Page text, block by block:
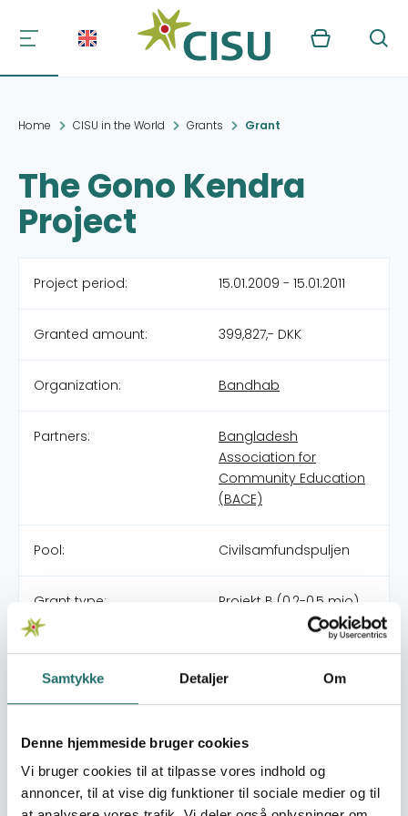
Samtykke Detaljer Om
Denne hjemmeside bruger cookies
Vi bruger cookies til at tilpasse vores indhold og
annoncer, til at vise dig funktioner til sociale medier og til
Kurv Søg
Home CISU in the World Grants Grant
The Gono Kendra
Project
Project period: 15.01.2009 - 15.01.2011
Granted amount: 399,827,- DKK
Organization: Bandhab
Partners:
Bangladesh
Association for
Community Education
(BACE)
Pool: Civilsamfundspuljen
Grant type: Projekt B (0,2-0,5 mio)
Efforts take place in: Bangladesh
Overall targets
kompetencer til tage fælles beslutninger for at sikre
bedre levevilkår for den lokale befolkning
Immediate targets